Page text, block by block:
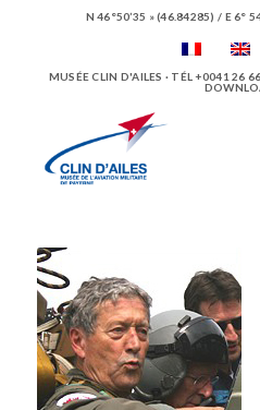
N 46°50’35 » (46.84285) / E 6°
MUSÉE CLIN D'AILES · TÉL +0041 26